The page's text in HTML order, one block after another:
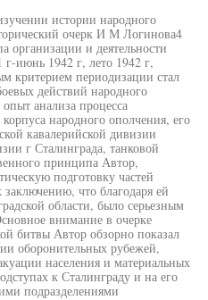
истории народного
очерк И М Логинова4
организации и деятельности
июнь 1942 г, лето 1942 г,
критерием периодизации стал
действий народного
анализа процесса
народного ополчения, его
кавалерийской дивизии
г Сталинграда, танковой
принципа Автор,
подготовку частей
что благодаря ей
области, было серьезным
внимание в очерке
битвы Автор обзорно показал
оборонительных рубежей,
населения и материальных
к Сталинграду и на его
подразделениями